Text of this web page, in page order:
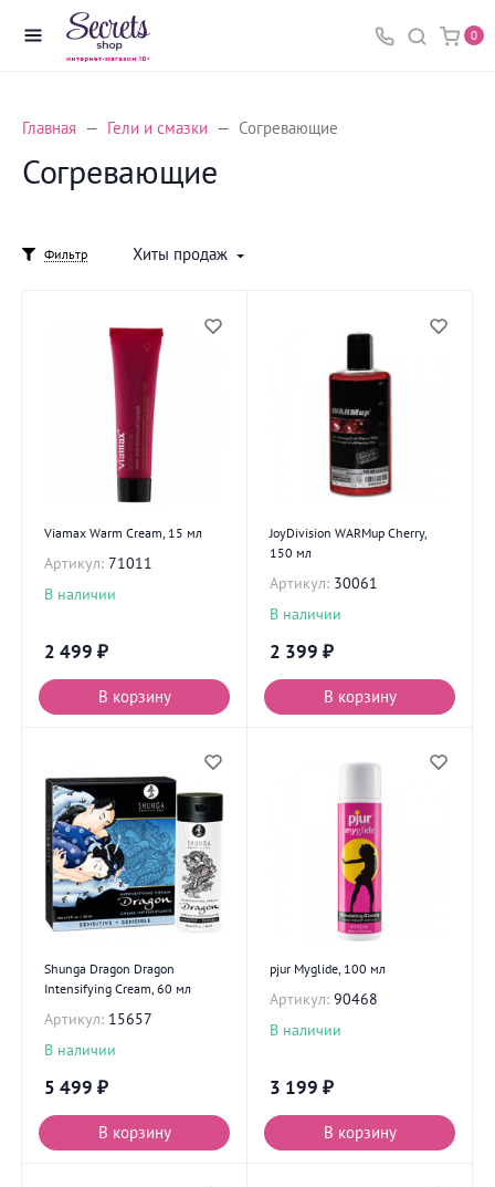
0
Главная Гели и смазки Согревающие
Согревающие
Фильтр Хиты продаж
Viamax Warm Cream, 15 мл
Артикул: 71011
В наличии
2 499 ₽
В корзину
JoyDivision WARMup Cherry,
150 мл
Артикул: 30061
В наличии
2 399 ₽
В корзину
Shunga Dragon Dragon
Intensifying Cream, 60 мл
Артикул: 15657
В наличии
5 499 ₽
В корзину
pjur Myglide, 100 мл
Артикул: 90468
В наличии
3 199 ₽
В корзину